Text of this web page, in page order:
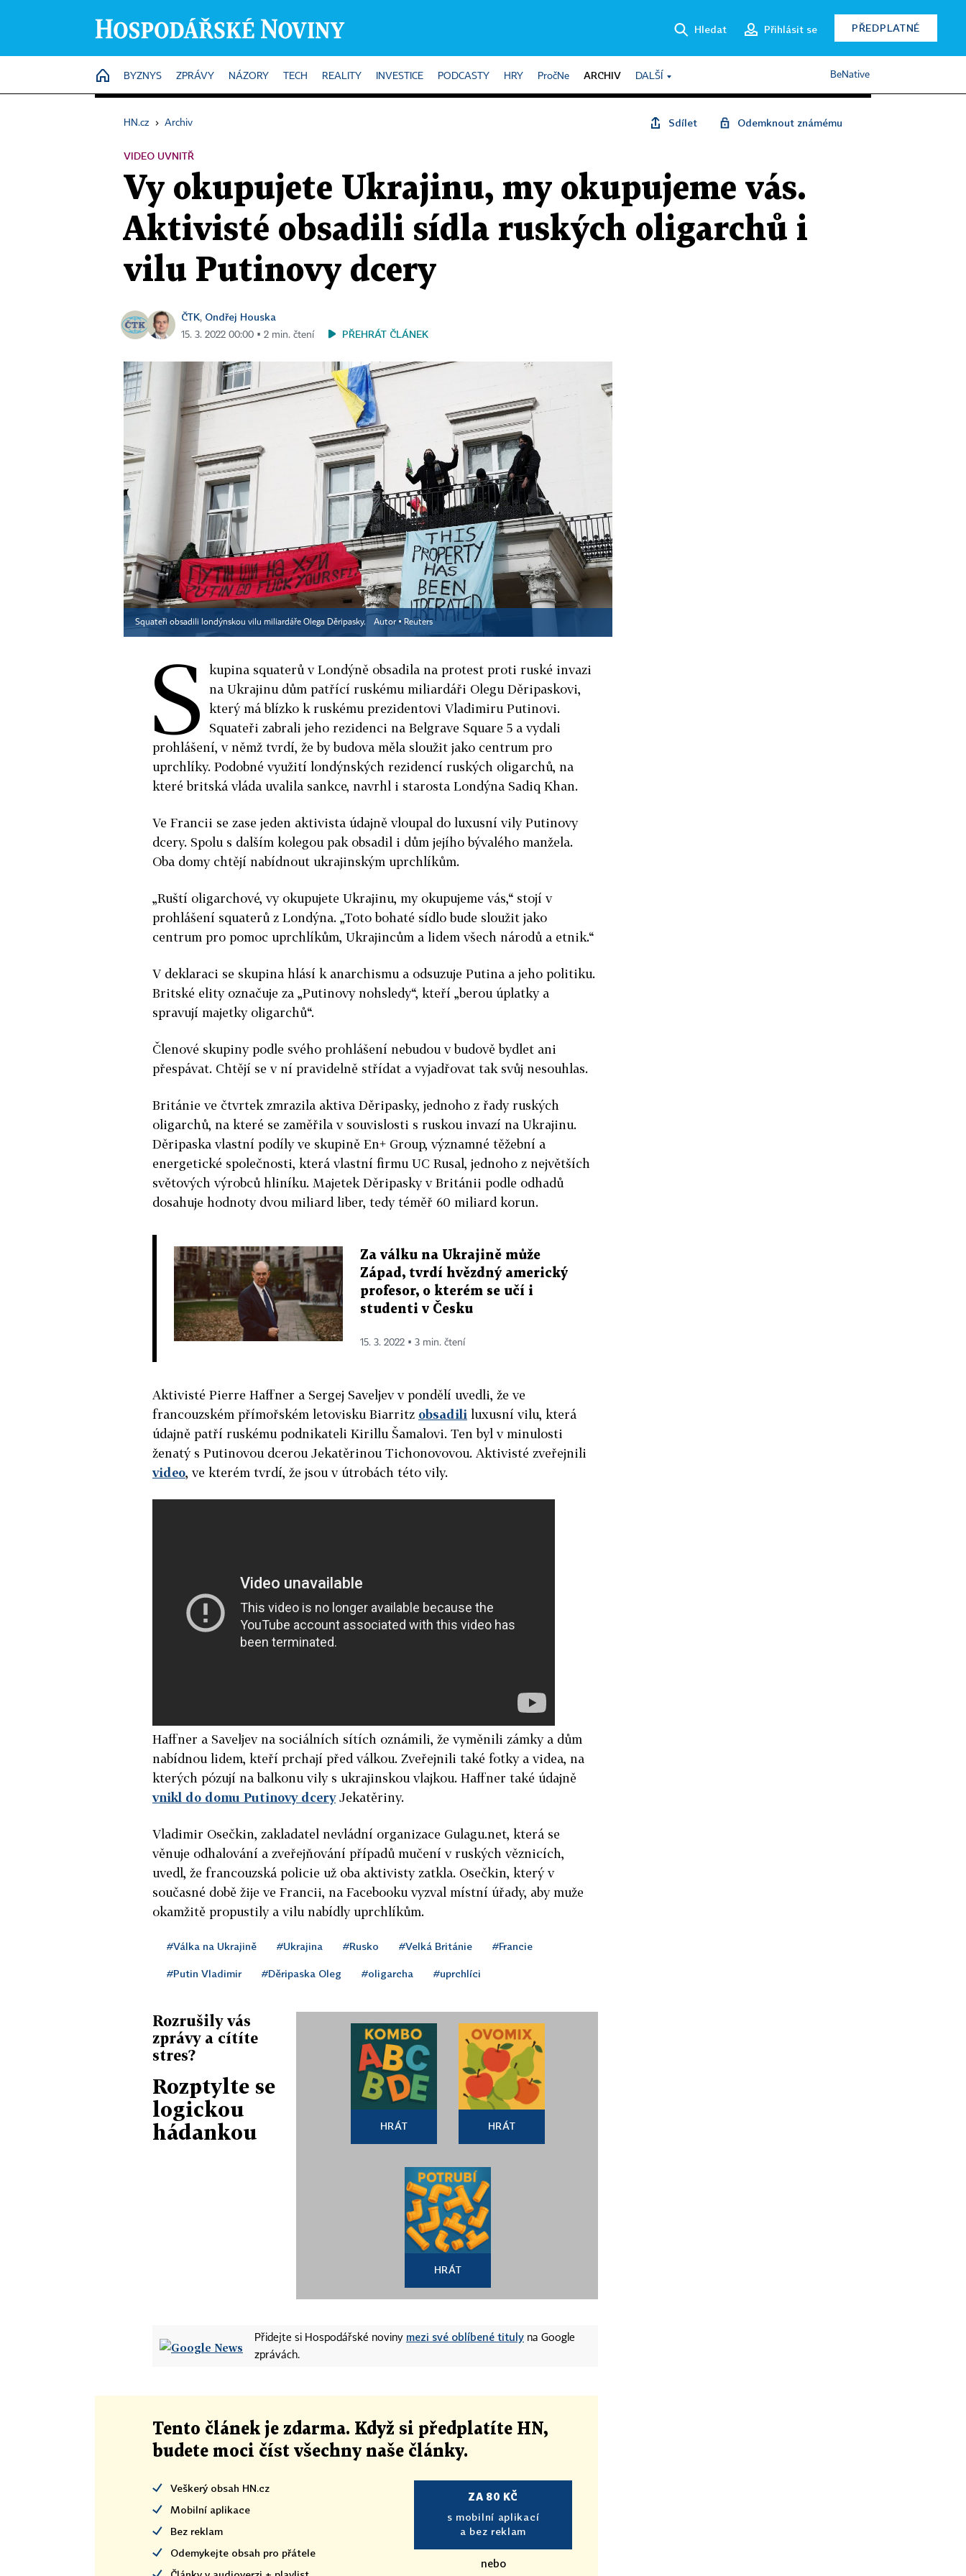
Hledat Přihlásit se PŘEDPLATNÉ
HOME
BYZNYS ZPRÁVY NÁZORY TECH REALITY INVESTICE PODCASTY HRY PročNe ARCHIV DALŠÍ BeNative
HN.cz › Archiv Sdílet Odemknout známému
VIDEO UVNITŘ
Vy okupujete Ukrajinu, my okupujeme vás.
Aktivisté obsadili sídla ruských oligarchů i
vilu Putinovy dcery
ČTK, Ondřej Houska
15. 3. 2022 00:00 ▪ 2 min. čtení PŘEHRÁT ČLÁNEK
Squateři obsadili londýnskou vilu miliardáře Olega Děripasky. Autor ▪Reuters
S
kupina squaterů v Londýně obsadila na protest proti ruské invazi
na Ukrajinu dům patřící ruskému miliardáři Olegu Děripaskovi,
který má blízko k ruskému prezidentovi Vladimiru Putinovi.
Squateři zabrali jeho rezidenci na Belgrave Square 5 a vydali
prohlášení, v němž tvrdí, že by budova měla sloužit jako centrum pro
uprchlíky. Podobné využití londýnských rezidencí ruských oligarchů, na
které britská vláda uvalila sankce, navrhl i starosta Londýna Sadiq Khan.
Ve Francii se zase jeden aktivista údajně vloupal do luxusní vily Putinovy
dcery. Spolu s dalším kolegou pak obsadil i dům jejího bývalého manžela.
Oba domy chtějí nabídnout ukrajinským uprchlíkům.
„Ruští oligarchové, vy okupujete Ukrajinu, my okupujeme vás,“ stojí v
prohlášení squaterů z Londýna. „Toto bohaté sídlo bude sloužit jako
centrum pro pomoc uprchlíkům, Ukrajincům a lidem všech národů a etnik.“
V deklaraci se skupina hlásí k anarchismu a odsuzuje Putina a jeho politiku.
Britské elity označuje za „Putinovy nohsledy“, kteří „berou úplatky a
spravují majetky oligarchů“.
Členové skupiny podle svého prohlášení nebudou v budově bydlet ani
přespávat. Chtějí se v ní pravidelně střídat a vyjadřovat tak svůj nesouhlas.
Británie ve čtvrtek zmrazila aktiva Děripasky, jednoho z řady ruských
oligarchů, na které se zaměřila v souvislosti s ruskou invazí na Ukrajinu.
Děripaska vlastní podíly ve skupině En+ Group, významné těžební a
energetické společnosti, která vlastní firmu UC Rusal, jednoho z největších
světových výrobců hliníku. Majetek Děripasky v Británii podle odhadů
dosahuje hodnoty dvou miliard liber, tedy téměř 60 miliard korun.
Za válku na Ukrajině může
Západ, tvrdí hvězdný americký
profesor, o kterém se učí i
studenti v Česku
15. 3. 2022 ▪ 3 min. čtení
Aktivisté Pierre Haffner a Sergej Saveljev v pondělí uvedli, že ve
francouzském přímořském letovisku Biarritz obsadili luxusní vilu, která
údajně patří ruskému podnikateli Kirillu Šamalovi. Ten byl v minulosti
ženatý s Putinovou dcerou Jekatěrinou Tichonovovou. Aktivisté zveřejnili
video, ve kterém tvrdí, že jsou v útrobách této vily.
Haffner a Saveljev na sociálních sítích oznámili, že vyměnili zámky a dům
nabídnou lidem, kteří prchají před válkou. Zveřejnili také fotky a videa, na
kterých pózují na balkonu vily s ukrajinskou vlajkou. Haffner také údajně
vnikl do domu Putinovy dceryJekatěriny.
Vladimir Osečkin, zakladatel nevládní organizace Gulagu.net, která se
věnuje odhalování a zveřejňování případů mučení v ruských věznicích,
uvedl, že francouzská policie už oba aktivisty zatkla. Osečkin, který v
současné době žije ve Francii, na Facebooku vyzval místní úřady, aby muže
okamžitě propustily a vilu nabídly uprchlíkům.
#Válka na Ukrajině #Ukrajina #Rusko #Velká Británie #Francie
#Putin Vladimir #Děripaska Oleg #oligarcha #uprchlíci
Rozrušily vás
zprávy a cítíte
stres?
Rozptylte se
logickou
hádankou
HRÁT HRÁT
HRÁT
Přidejte si Hospodářské noviny mezi své oblíbené tituly na Google
zprávách.
Tento článek je zdarma. Když si předplatíte HN,
budete moci číst všechny naše články.
Veškerý obsah HN.cz
Mobilní aplikace
Bez reklam
Odemykejte obsah pro přátele
ZA 80 KČ
s mobilní aplikací
a bez reklam
nebo